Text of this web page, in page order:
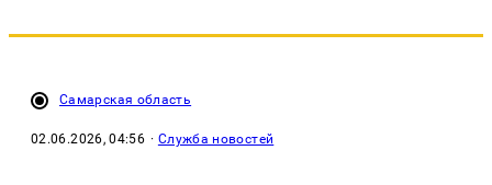
Самарская область
02.06.2026, 04:56 · Служба новостей